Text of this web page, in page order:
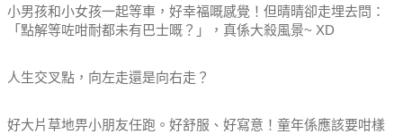
小男孩和小女孩一起等車，好幸福嘅感覺！但晴晴卻走埋去問：
「點解等咗咁耐都未有巴士嘅？」，真係大殺風景~ XD
人生交叉點，向左走還是向右走？
好大片草地畀小朋友任跑。好舒服、好寫意！童年係應該要咁樣